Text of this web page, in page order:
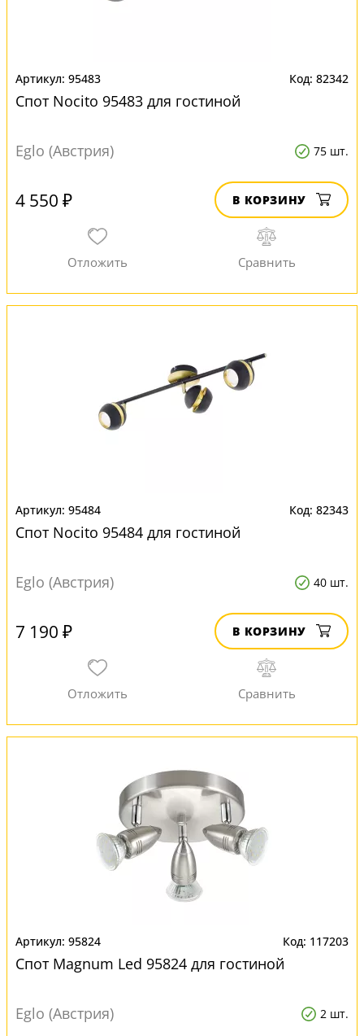
95483 82342
Спот Nocito 95483 для гостиной
Eglo (Австрия) 75 шт.
4 550 ₽ В КОРЗИНУ
95484 82343
Спот Nocito 95484 для гостиной
Eglo (Австрия) 40 шт.
7 190 ₽ В КОРЗИНУ
95824 117203
Спот Magnum Led 95824 для гостиной
Eglo (Австрия) 2 шт.